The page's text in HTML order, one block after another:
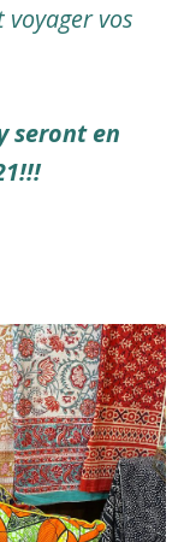
vos
seront en